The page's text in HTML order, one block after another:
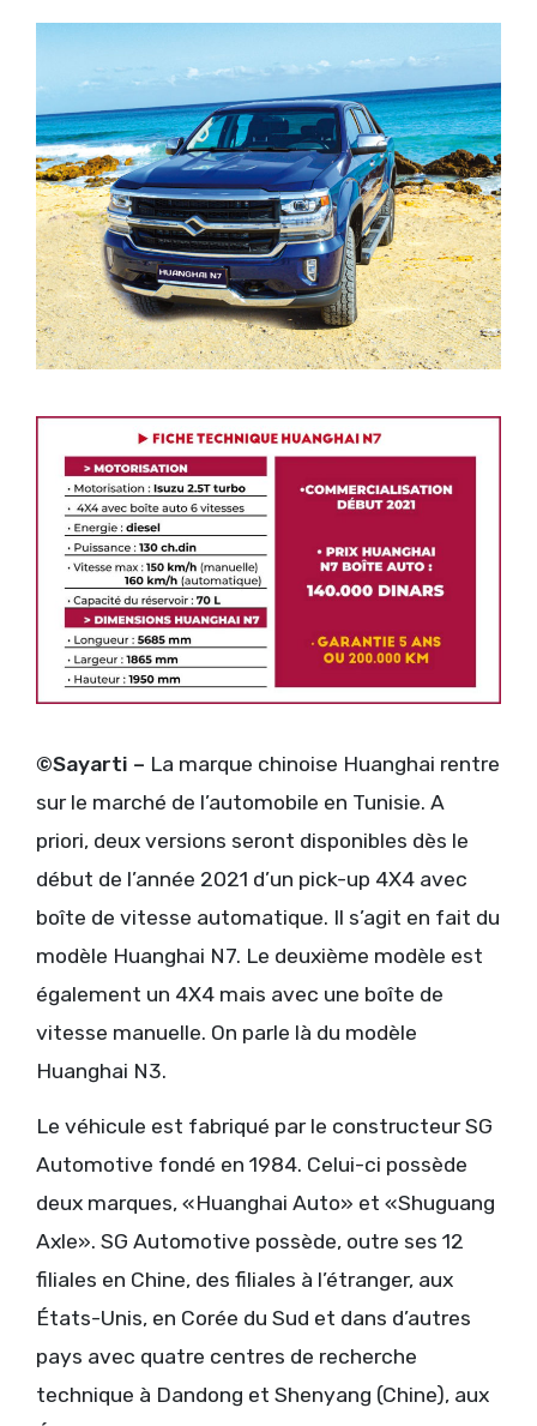
©Sayarti – La marque chinoise Huanghai rentre
sur le marché de l’automobile en Tunisie. A
priori, deux versions seront disponibles dès le
début de l’année 2021 d’un pick-up 4X4 avec
boîte de vitesse automatique. Il s’agit en fait du
modèle Huanghai N7. Le deuxième modèle est
également un 4X4 mais avec une boîte de
vitesse manuelle. On parle là du modèle
Huanghai N3.
Le véhicule est fabriqué par le constructeur SG
Automotive fondé en 1984. Celui-ci possède
deux marques, «Huanghai Auto» et «Shuguang
Axle». SG Automotive possède, outre ses 12
filiales en Chine, des filiales à l’étranger, aux
États-Unis, en Corée du Sud et dans d’autres
pays avec quatre centres de recherche
technique à Dandong et Shenyang (Chine), aux